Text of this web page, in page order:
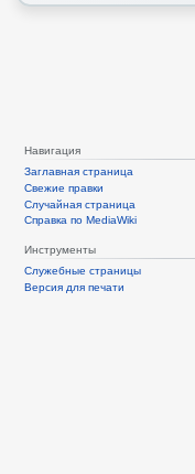
Навигация
Заглавная страница
Свежие правки
Случайная страница
Справка по MediaWiki
Инструменты
Служебные страницы
Версия для печати